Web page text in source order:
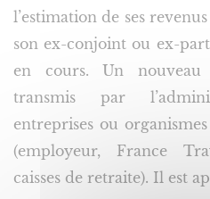
l’estimation de ses
son ex-conjoint ou ex-
en cours. Un nouveau
transmis par
entreprises ou
(employeur, France
caisses de retraite). Il est